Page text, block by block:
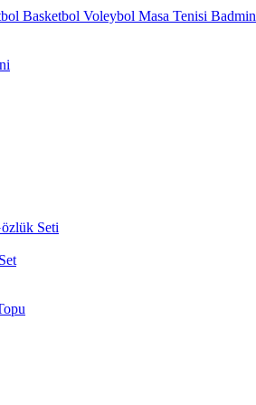
Basketbol Voleybol Masa Tenisi
Seti